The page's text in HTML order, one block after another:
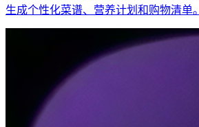
生成个性化菜谱、营养计划和购物清单。